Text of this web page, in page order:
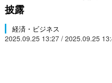
カテゴリー
経済・ビジネス
国際・海外
披露
経済・ビジネス
2025.09.25 13:27 / 2025.09.25